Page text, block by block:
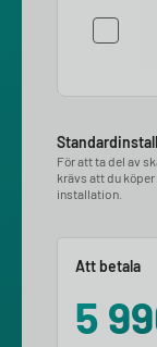
För att ta del av
krävs att du
installation.
Att betala
5